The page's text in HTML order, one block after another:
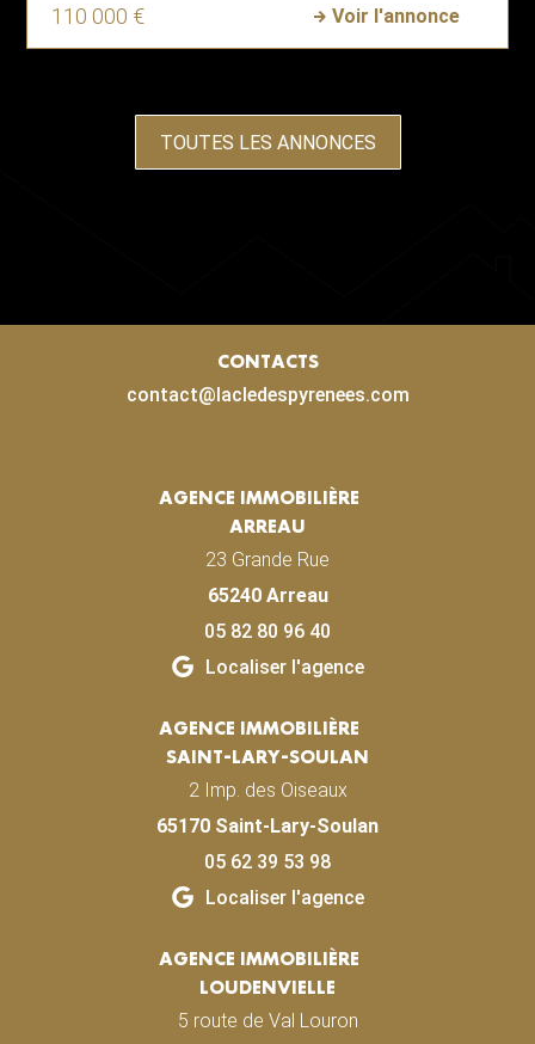
110 000 €
Voir l'annonce
TOUTES LES ANNONCES
CONTACTS
contact@lacledespyrenees.com
AGENCE IMMOBILIÈRE
ARREAU
23 Grande Rue
65240 Arreau
05 82 80 96 40
Localiser l'agence
AGENCE IMMOBILIÈRE
SAINT-LARY-SOULAN
2 Imp. des Oiseaux
65170 Saint-Lary-Soulan
05 62 39 53 98
Localiser l'agence
AGENCE IMMOBILIÈRE
LOUDENVIELLE
5 route de Val Louron